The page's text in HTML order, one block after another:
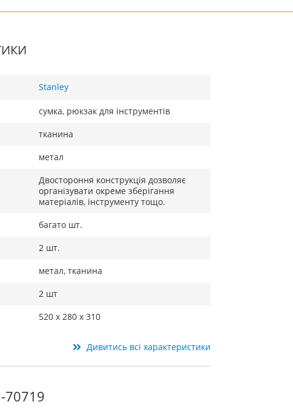
Stanley
сумка, рюкзак для інструментів
тканина
метал
Двостороння конструкція дозволяє
організувати окреме зберігання
матеріалів, інструменту тощо.
багато шт.
2 шт.
метал, тканина
2 шт
520 x 280 x 310
Дивитись всі характеристики
70719